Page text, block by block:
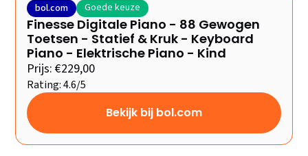
bol.com Goede keuze
Finesse Digitale Piano - 88 Gewogen
Toetsen - Statief & Kruk - Keyboard
Piano - Elektrische Piano - Kind
Prijs: €229,00
Rating: 4.6/5
Bekijk bij bol.com